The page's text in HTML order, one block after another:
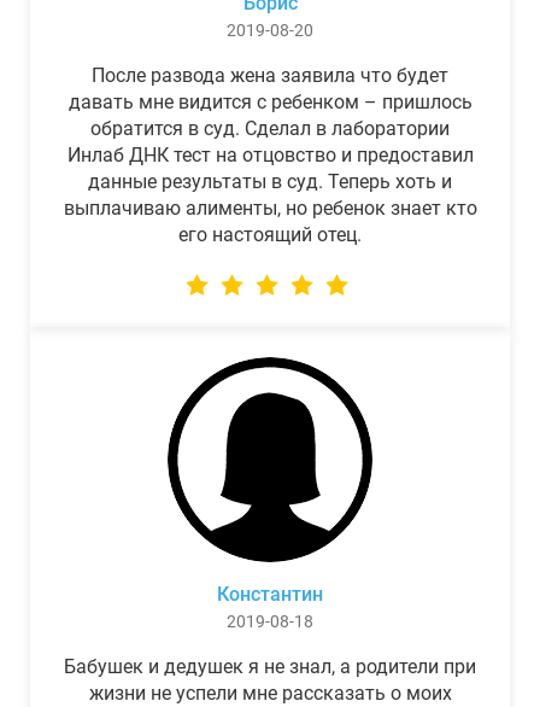
2019-08-20
После развода жена заявила что будет
давать мне видится с ребенком – пришлось
обратится в суд. Сделал в лаборатории
Инлаб ДНК тест на отцовство и предоставил
данные результаты в суд. Теперь хоть и
выплачиваю алименты, но ребенок знает кто
его настоящий отец.
Константин
2019-08-18
Бабушек и дедушек я не знал, а родители при
жизни не успели мне рассказать о моих